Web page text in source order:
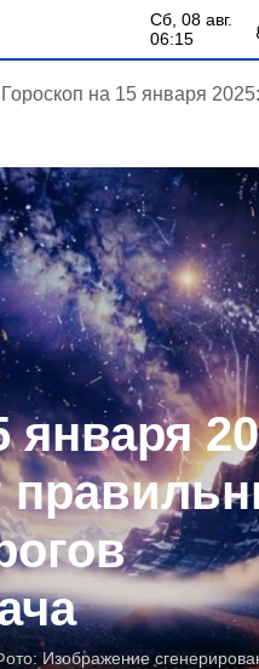
сб, 08 авг.
06:15
Гороскоп на 15 января
января
Изображение